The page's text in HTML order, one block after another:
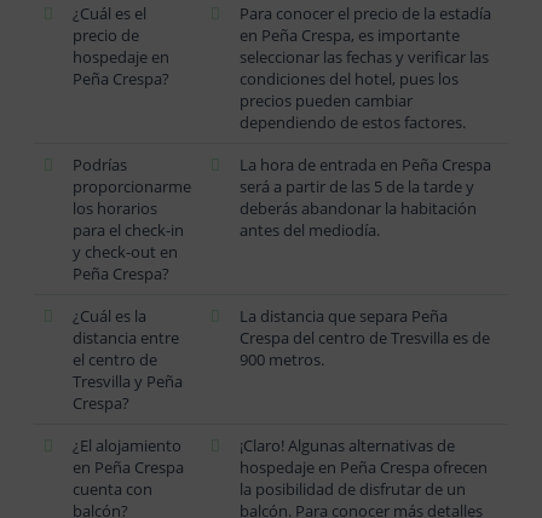
¿Cuál es el
precio de
hospedaje en
Peña Crespa?
Para conocer el precio de la estadía
en Peña Crespa, es importante
seleccionar las fechas y verificar las
condiciones del hotel, pues los
precios pueden cambiar
dependiendo de estos factores.
Podrías
proporcionarme
los horarios
para el check-in
y check-out en
Peña Crespa?
La hora de entrada en Peña Crespa
será a partir de las 5 de la tarde y
deberás abandonar la habitación
antes del mediodía.
¿Cuál es la
distancia entre
el centro de
Tresvilla y Peña
Crespa?
La distancia que separa Peña
Crespa del centro de Tresvilla es de
900 metros.
¿El alojamiento
en Peña Crespa
cuenta con
balcón?
¡Claro! Algunas alternativas de
hospedaje en Peña Crespa ofrecen
la posibilidad de disfrutar de un
balcón. Para conocer más detalles